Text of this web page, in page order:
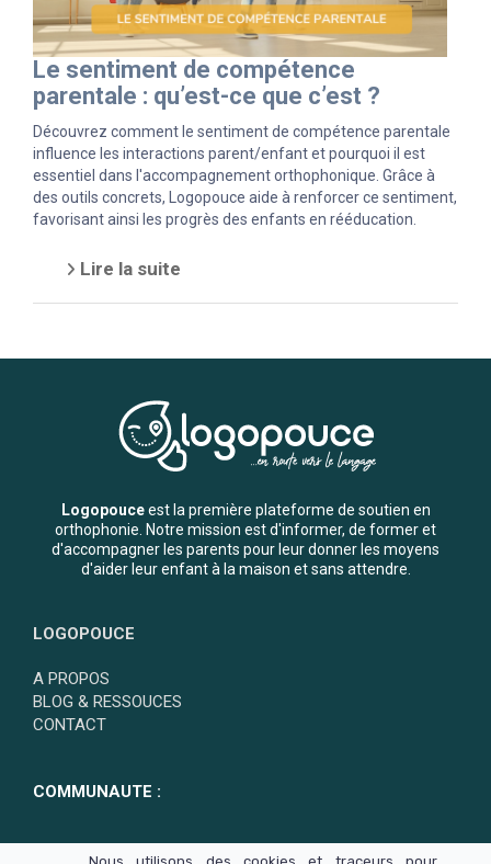
Le sentiment de compétence
parentale : qu’est-ce que c’est ?
Découvrez comment le sentiment de compétence parentale
influence les interactions parent/enfant et pourquoi il est
essentiel dans l'accompagnement orthophonique. Grâce à
des outils concrets, Logopouce aide à renforcer ce sentiment,
favorisant ainsi les progrès des enfants en rééducation.
Lire la suite
Logopouceest la première plateforme de soutien en
orthophonie. Notre mission est d'informer, de former et
d'accompagner les parents pour leur donner les moyens
d'aider leur enfant à la maison et sans attendre.
LOGOPOUCE
A PROPOS
BLOG & RESSOUCES
CONTACT
COMMUNAUTE :